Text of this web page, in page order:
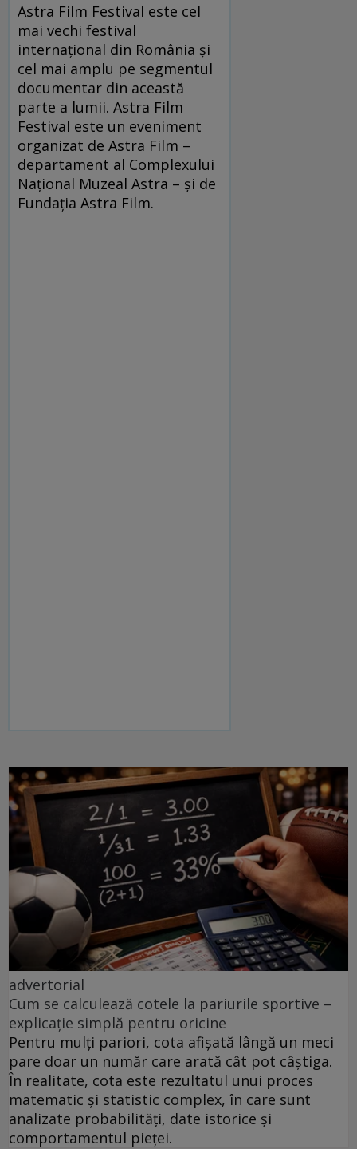
Astra Film Festival este cel
mai vechi festival
internaţional din România şi
cel mai amplu pe segmentul
documentar din această
parte a lumii. Astra Film
Festival este un eveniment
organizat de Astra Film –
departament al Complexului
Naţional Muzeal Astra – şi de
Fundaţia Astra Film.
advertorial
Cum se calculează cotele la pariurile sportive –
explicație simplă pentru oricine
Pentru mulți pariori, cota afișată lângă un meci
pare doar un număr care arată cât pot câștiga.
În realitate, cota este rezultatul unui proces
matematic și statistic complex, în care sunt
analizate probabilități, date istorice și
comportamentul pieței.